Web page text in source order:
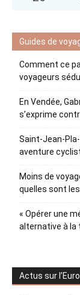
Guides de
Comment ce
voyageurs
En Vendée,
s’exprime
Saint-Jean-
aventure
Moins de
quelles sont
« Opérer une
alternative à la
Actus sur